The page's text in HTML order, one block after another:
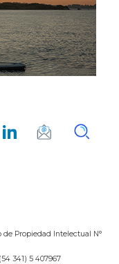
de Propiedad Intelectual N°
341) 5 407967